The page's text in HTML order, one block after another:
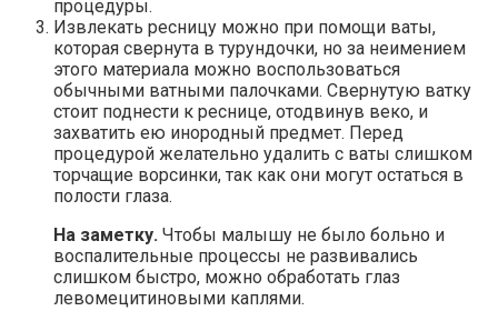
процедуры.
Извлекать ресницу можно при помощи ваты,
которая свернута в турундочки, но за неимением
этого материала можно воспользоваться
обычными ватными палочками. Свернутую ватку
стоит поднести к реснице, отодвинув веко, и
захватить ею инородный предмет. Перед
процедурой желательно удалить с ваты слишком
торчащие ворсинки, так как они могут остаться в
полости глаза.
На заметку. Чтобы малышу не было больно и
воспалительные процессы не развивались
слишком быстро, можно обработать глаз
левомецитиновыми каплями.